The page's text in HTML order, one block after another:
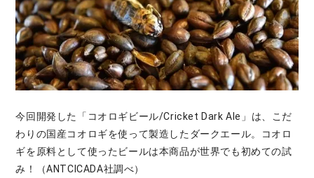
今回開発した「コオロギビール/Cricket Dark Ale」は、こだ
わりの国産コオロギを使って製造したダークエール。コオロ
ギを原料として使ったビールは本商品が世界でも初めての試
み！（ANTCICADA社調べ）